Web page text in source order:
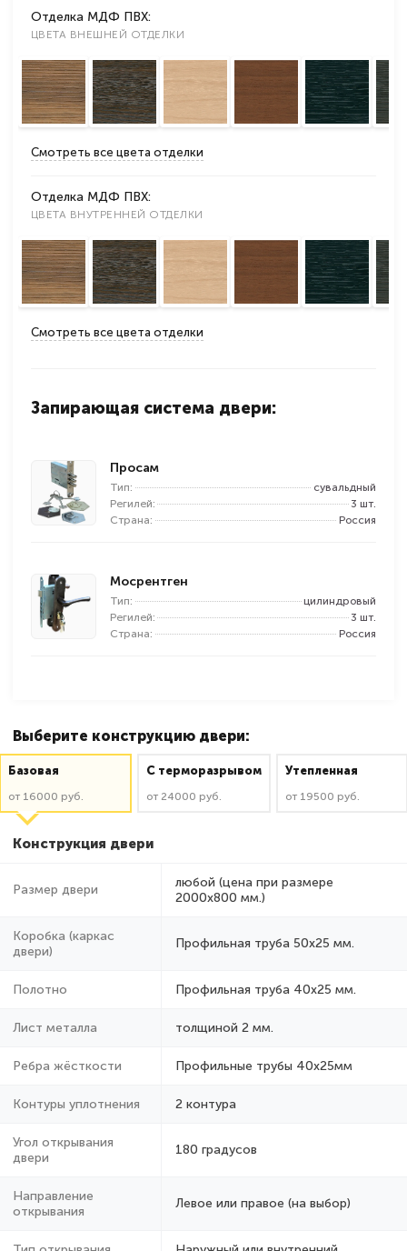
Отделка МДФ ПВХ:
ЦВЕТА ВНЕШНЕЙ ОТДЕЛКИ
Смотреть все цвета отделки
Отделка МДФ ПВХ:
ЦВЕТА ВНУТРЕННЕЙ ОТДЕЛКИ
Смотреть все цвета отделки
Запирающая система двери:
Просам
Тип:
сувальдный
Регилей:
3 шт.
Страна:
Россия
Мосрентген
Тип:
цилиндровый
Регилей:
3 шт.
Страна:
Россия
Выберите конструкцию двери:
Базовая
от 16000 руб.
C терморазрывом
от 24000 руб.
Утепленная
от 19500 руб.
Конструкция двери
Размер двери
любой (цена при размере
2000x800 мм.)
Коробка (каркас
двери)
Профильная труба 50х25 мм.
Полотно Профильная труба 40х25 мм.
Лист металла толщиной 2 мм.
Ребра жёсткости Профильные трубы 40х25мм
Контуры уплотнения 2 контура
Угол открывания
двери
180 градусов
Направление
открывания
Левое или правое (на выбор)